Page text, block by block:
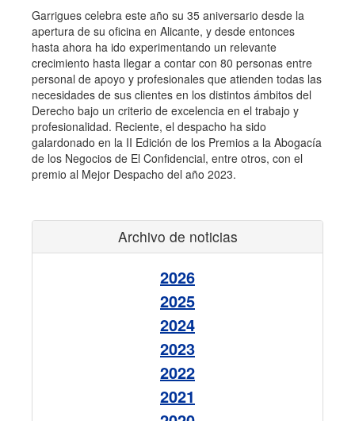
Garrigues celebra este año su 35 aniversario desde la
apertura de su oficina en Alicante, y desde entonces
hasta ahora ha ido experimentando un relevante
crecimiento hasta llegar a contar con 80 personas entre
personal de apoyo y profesionales que atienden todas las
necesidades de sus clientes en los distintos ámbitos del
Derecho bajo un criterio de excelencia en el trabajo y
profesionalidad. Reciente, el despacho ha sido
galardonado en la II Edición de los Premios a la Abogacía
de los Negocios de El Confidencial, entre otros, con el
premio al Mejor Despacho del año 2023.
Archivo de noticias
2026
2025
2024
2023
2022
2021